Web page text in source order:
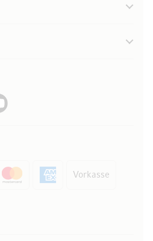
our YouTube channel
Vorkasse